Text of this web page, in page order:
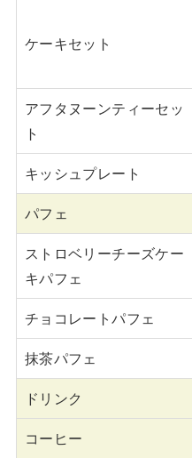
ケーキセット
アフタヌーンティーセッ
ト
キッシュプレート
パフェ
ストロベリーチーズケー
キパフェ
チョコレートパフェ
抹茶パフェ
ドリンク
コーヒー